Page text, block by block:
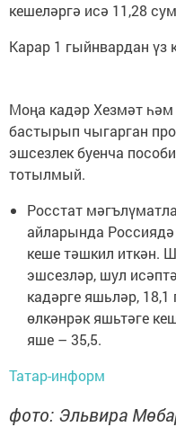
кешеләргә исә 11,28
Карар 1 гыйнвардан үз
Моңа кадәр Хезмәт
бастырып чыгарган
эшсезлек буенча
тотылмый.
Росстат
айларында
кеше тәшкил иткән.
эшсезләр, шул
кадәрге яшьләр,
өлкәнрәк яшьтәге
яше – 35,5.
Татар-информ
фото: Эльвира